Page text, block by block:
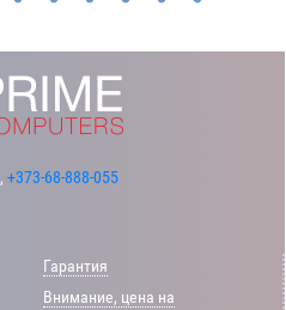
, +373-68-888-055
Гарантия
Внимание, цена на